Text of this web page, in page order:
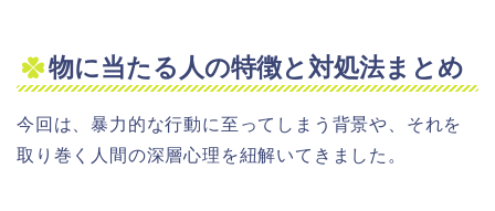
物に当たる人の特徴と対処法まとめ
今回は、暴力的な行動に至ってしまう背景や、それを
取り巻く人間の深層心理を紐解いてきました。